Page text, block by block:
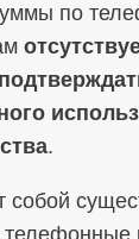
по
.
собой